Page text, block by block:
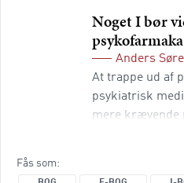
Noget I bør
psykofarmaka
Anders
At trappe ud af
psykiatrisk
mere krævende
Fås som